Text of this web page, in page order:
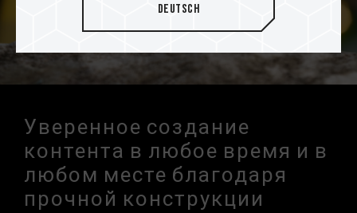
Уверенное создание
контента в любое время и в
любом месте благодаря
прочной конструкции
Deutsch